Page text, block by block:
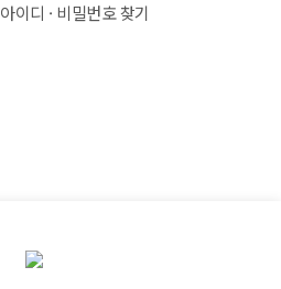
아이디 · 비밀번호 찾기